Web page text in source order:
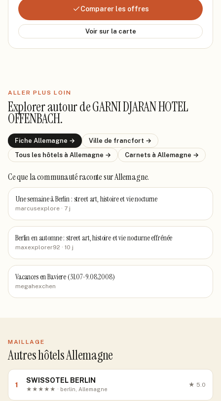
Comparer les offres
Voir sur la carte
ALLER PLUS LOIN
Explorer autour deGARNI DJARAN HOTEL
OFFENBACH.
Fiche Allemagne → Ville de francfort →
Tous les hôtels à Allemagne → Carnets à Allemagne →
Ce que la communauté racontesur Allemagne.
Une semaine à Berlin : street art, histoire et vie nocturne
marcusexplore · 7 j
Berlin en automne : street art, histoire et vie nocturne effrénée
maxexplorer92 · 10 j
Vacances en Baviere (31.07-9.08.2008)
megahexchen
MAILLAGE
Autres hôtels Allemagne
1
SWISSOTEL BERLIN
★★★★★ · berlin, Allemagne
★ 5.0